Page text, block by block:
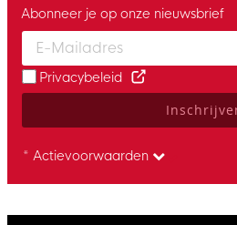
Enter your email and accept the
Abonneer je op onze nieuwsbrief
Privacybeleid
* Actievoorwaarden